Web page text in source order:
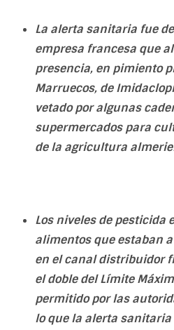
La alerta sanitaria fue
empresa francesa que
presencia, en pimiento
Marruecos, de
vetado por algunas
supermercados para
de la agricultura
Los niveles de pesticida
alimentos que estaban
en el canal distribuidor
el doble del Límite
permitido por las
lo que la alerta sanitaria